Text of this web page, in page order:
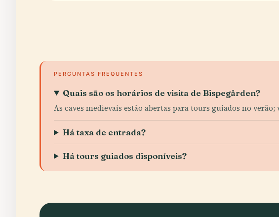
PERGUNTAS FREQUENTES
Quais são os horários de visita de Bispegården?
As caves medievais estão abertas para tours guiados no
Há taxa de entrada?
Há tours guiados disponíveis?